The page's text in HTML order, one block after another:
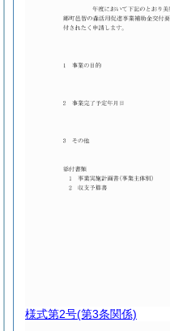
様式第2号(第3条関係)